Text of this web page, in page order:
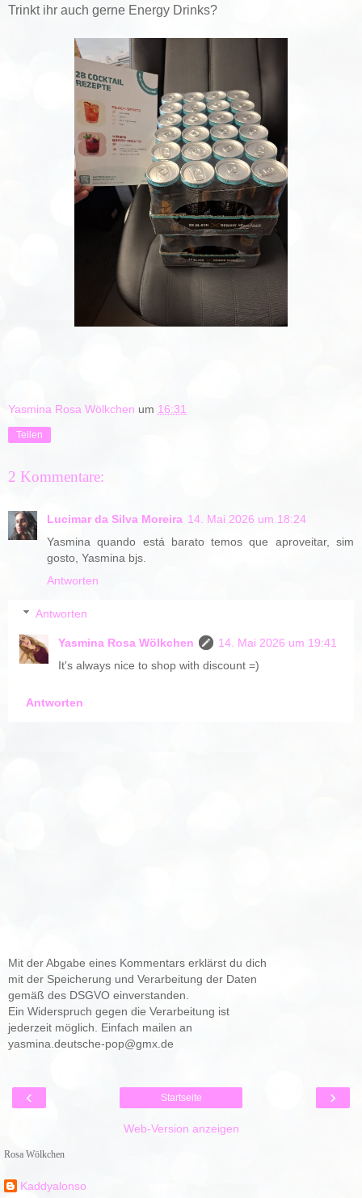
Trinkt ihr auch gerne Energy Drinks?
Yasmina Rosa Wölkchen um 16:31
Teilen
2 Kommentare:
Lucimar da Silva Moreira 14. Mai 2026 um 18:24
Yasmina quando está barato temos que aproveitar, sim
gosto, Yasmina bjs.
Antworten
Antworten
Yasmina Rosa Wölkchen
14. Mai 2026 um 19:41
It's always nice to shop with discount =)
Antworten
Mit der Abgabe eines Kommentars erklärst du dich
mit der Speicherung und Verarbeitung der Daten
gemäß des DSGVO einverstanden.
Ein Widerspruch gegen die Verarbeitung ist
jederzeit möglich. Einfach mailen an
yasmina.deutsche-pop@gmx.de
‹ ›
Startseite
Web-Version anzeigen
Rosa Wölkchen
Kaddyalonso